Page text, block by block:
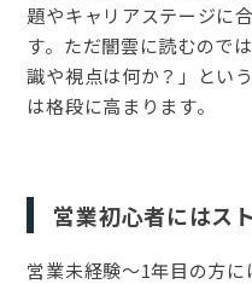
題やキャリアステージに
す。ただ闇雲に読むので
識や視点は何か？」とい
は格段に高まります。
営業初心者にはス
営業未経験〜1年目の方